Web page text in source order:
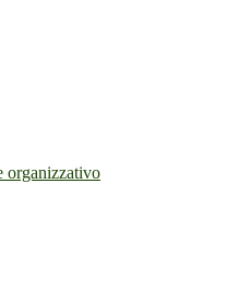
organizzativo